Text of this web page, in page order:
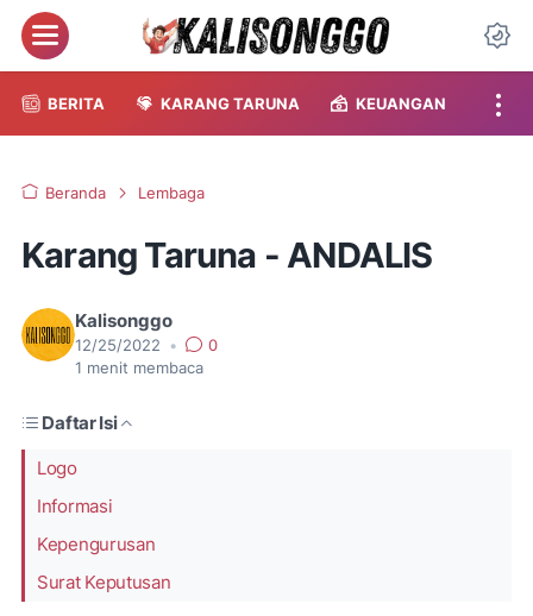
Menu
BERITA KARANG TARUNA KEUANGAN
Beranda Lembaga
Karang Taruna - ANDALIS
Kalisonggo
12/25/2022 •
0
1 menit membaca
Daftar Isi
Logo
Informasi
Kepengurusan
Surat Keputusan